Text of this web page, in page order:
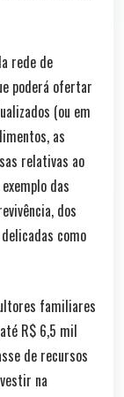
rede de
poderá ofertar
(ou em
as
relativas ao
das
dos
como
familiares
R$ 6,5 mil
de recursos
na